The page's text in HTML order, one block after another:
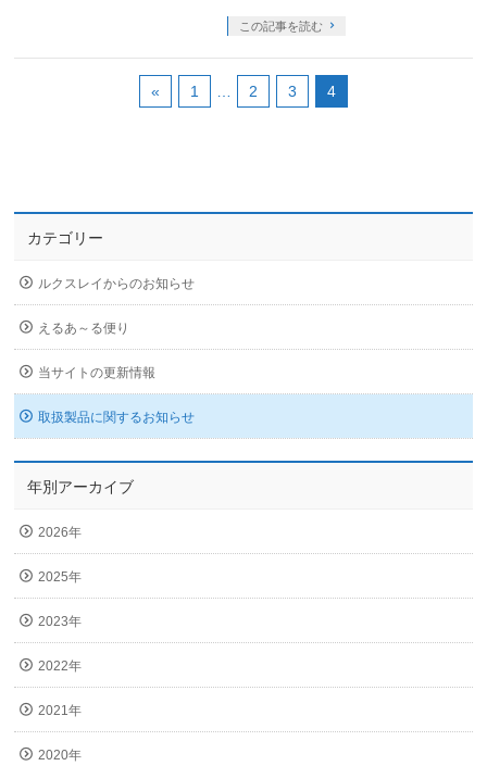
この記事を読む
« 1 2 3 4
カテゴリー
ルクスレイからのお知らせ
えるあ～る便り
当サイトの更新情報
取扱製品に関するお知らせ
年別アーカイブ
2026年
2025年
2023年
2022年
2021年
2020年